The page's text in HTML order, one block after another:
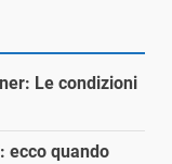
Le condizioni
ecco quando